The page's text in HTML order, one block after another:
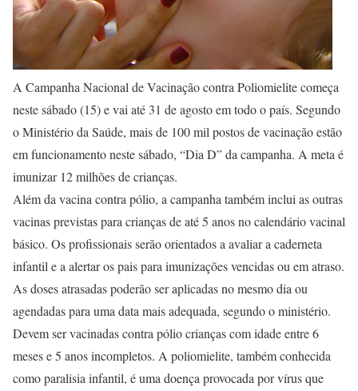
A Campanha Nacional de Vacinação contra Poliomielite começa
neste sábado (15) e vai até 31 de agosto em todo o país. Segundo
o Ministério da Saúde, mais de 100 mil postos de vacinação estão
em funcionamento neste sábado, “Dia D” da campanha. A meta é
imunizar 12 milhões de crianças.
Além da vacina contra pólio, a campanha também inclui as outras
vacinas previstas para crianças de até 5 anos no calendário vacinal
básico. Os profissionais serão orientados a avaliar a caderneta
infantil e a alertar os pais para imunizações vencidas ou em atraso.
As doses atrasadas poderão ser aplicadas no mesmo dia ou
agendadas para uma data mais adequada, segundo o ministério.
Devem ser vacinadas contra pólio crianças com idade entre 6
meses e 5 anos incompletos. A poliomielite, também conhecida
como paralisia infantil, é uma doença provocada por vírus que